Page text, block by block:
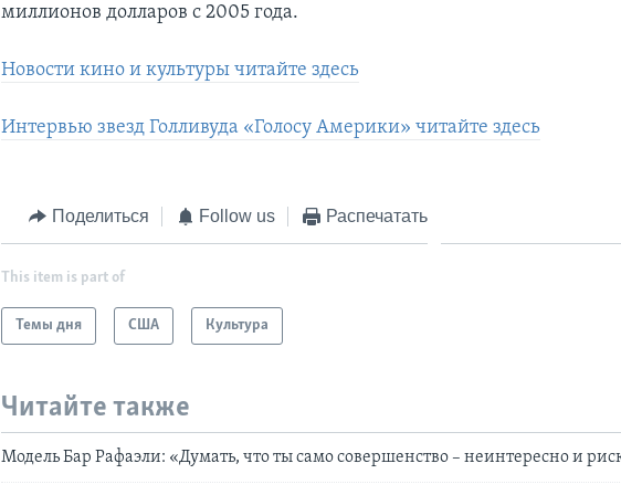
миллионов долларов с 2005 года.
Новости кино и культуры читайте здесь
Интервью звезд Голливуда «Голосу Америки» читайте здесь
Поделиться Follow us Распечатать
This item is part of
Темы дня США Культура
Читайте также
Модель Бар Рафаэли: «Думать, что ты само совершенство – неинтересно и